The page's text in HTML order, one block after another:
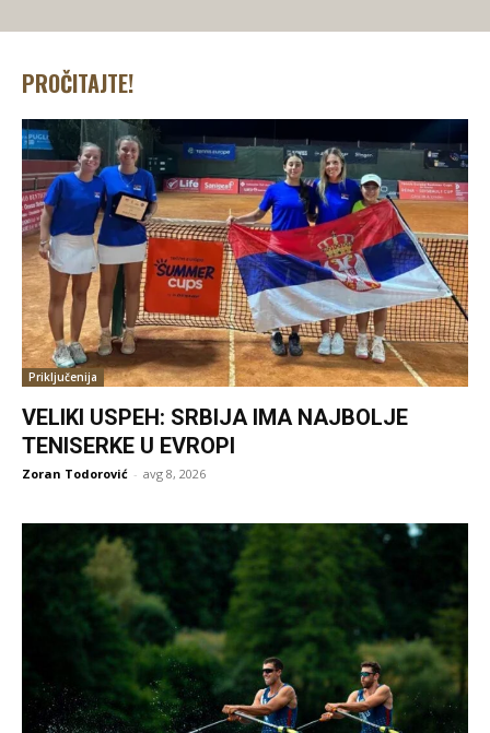
PROČITAJTE!
Priključenija
VELIKI USPEH: SRBIJA IMA NAJBOLJE
TENISERKE U EVROPI
Zoran Todorović - avg 8, 2026